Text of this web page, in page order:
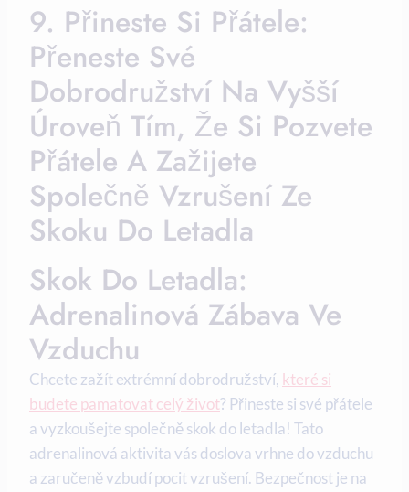
9. Přineste Si Přátele:
Přeneste Své
Dobrodružství Na Vyšší
Úroveň Tím, Že Si Pozvete
Přátele A Zažijete
Společně Vzrušení Ze
Skoku Do Letadla
Skok Do Letadla:
Adrenalinová Zábava Ve
Vzduchu
Chcete zažít extrémní dobrodružství, které si
budete pamatovat celý život? Přineste si své přátele
a vyzkoušejte společně skok do letadla! Tato
adrenalinová aktivita vás doslova vrhne do vzduchu
a zaručeně vzbudí pocit vzrušení. Bezpečnost je na